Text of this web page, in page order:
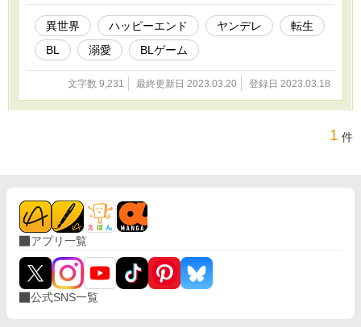
気味です。
異世界 ハッピーエンド ヤンデレ
転生
BL
溺愛 BLゲーム
文字数 9,231 最終更新日 2023.03.20 登録日 2023.03.18
1 件
アプリ一覧
公式SNS一覧